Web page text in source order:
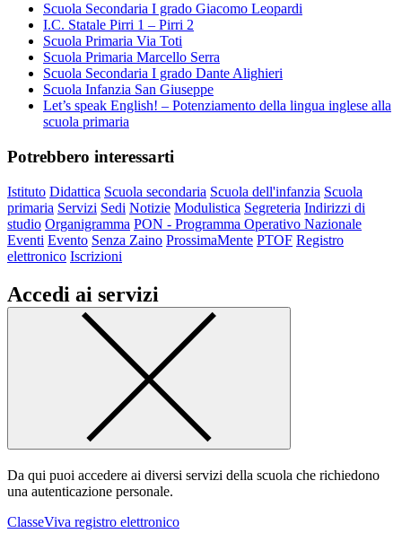
Scuola Secondaria I grado Giacomo Leopardi
I.C. Statale Pirri 1 – Pirri 2
Scuola Primaria Via Toti
Scuola Primaria Marcello Serra
Scuola Secondaria I grado Dante Alighieri
Scuola Infanzia San Giuseppe
Let’s speak English! – Potenziamento della lingua inglese alla
scuola primaria
Potrebbero interessarti
Istituto Didattica Scuola secondaria Scuola dell'infanzia Scuola
primaria Servizi Sedi Notizie Modulistica Segreteria Indirizzi di
studio Organigramma PON - Programma Operativo Nazionale
Eventi Evento Senza Zaino ProssimaMente PTOF Registro
elettronico Iscrizioni
Accedi ai servizi
Da qui puoi accedere ai diversi servizi della scuola che richiedono
una autenticazione personale.
ClasseViva registro elettronico